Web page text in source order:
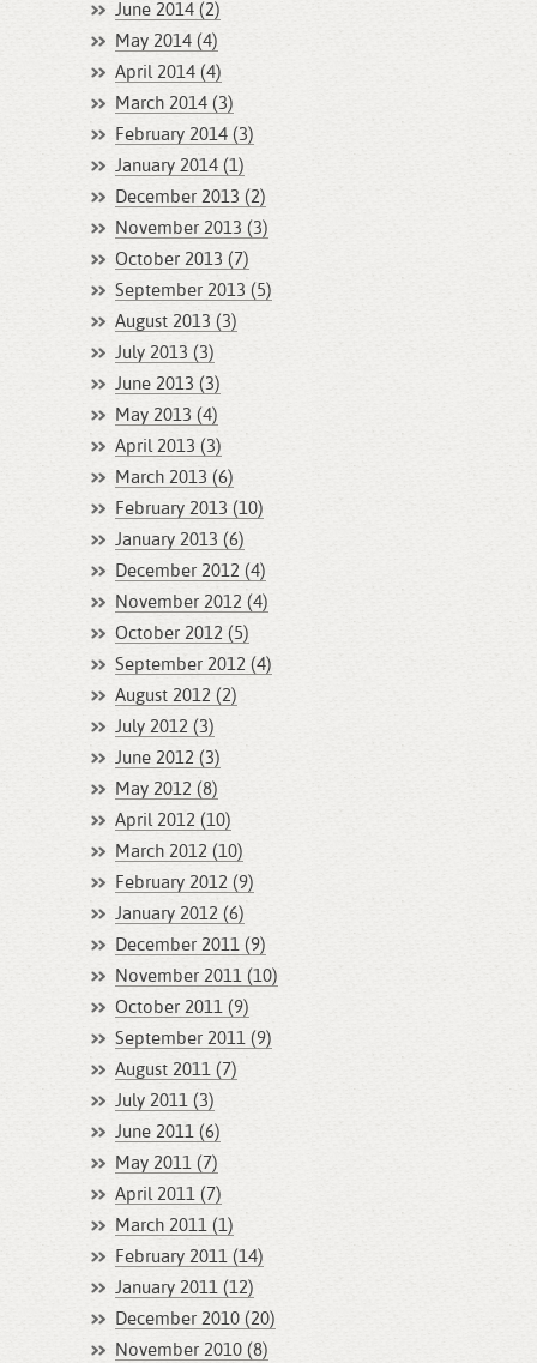
June 2014 (2)
May 2014 (4)
April 2014 (4)
March 2014 (3)
February 2014 (3)
January 2014 (1)
December 2013 (2)
November 2013 (3)
October 2013 (7)
September 2013 (5)
August 2013 (3)
July 2013 (3)
June 2013 (3)
May 2013 (4)
April 2013 (3)
March 2013 (6)
February 2013 (10)
January 2013 (6)
December 2012 (4)
November 2012 (4)
October 2012 (5)
September 2012 (4)
August 2012 (2)
July 2012 (3)
June 2012 (3)
May 2012 (8)
April 2012 (10)
March 2012 (10)
February 2012 (9)
January 2012 (6)
December 2011 (9)
November 2011 (10)
October 2011 (9)
September 2011 (9)
August 2011 (7)
July 2011 (3)
June 2011 (6)
May 2011 (7)
April 2011 (7)
March 2011 (1)
February 2011 (14)
January 2011 (12)
December 2010 (20)
November 2010 (8)